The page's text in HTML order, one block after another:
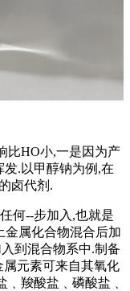
比HO小,一是因为产
.以甲醇钠为例,在
卤代剂.
何--步加入,也就是
金属化合物混合后加
到混合物系中.制备
属元素可来自其氧化
羧酸盐﹑磷酸盐﹑